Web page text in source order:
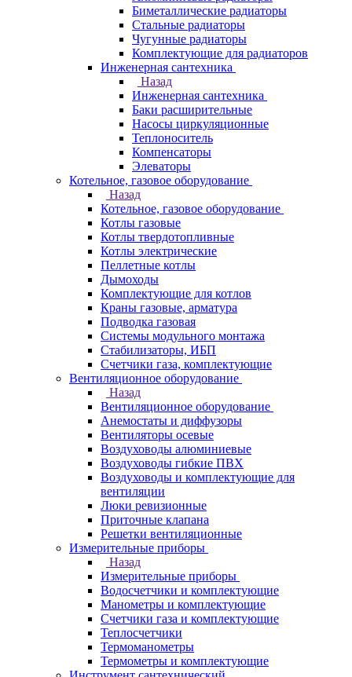
Биметаллические радиаторы
Стальные радиаторы
Чугунные радиаторы
Комплектующие для радиаторов
Инженерная сантехника
Назад
Инженерная сантехника
Баки расширительные
Насосы циркуляционные
Теплоноситель
Компенсаторы
Элеваторы
Котельное, газовое оборудование
Назад
Котельное, газовое оборудование
Котлы газовые
Котлы твердотопливные
Котлы электрические
Пеллетные котлы
Дымоходы
Комплектующие для котлов
Краны газовые, арматура
Подводка газовая
Системы модульного монтажа
Стабилизаторы, ИБП
Счетчики газа, комплектующие
Вентиляционное оборудование
Назад
Вентиляционное оборудование
Анемостаты и диффузоры
Вентиляторы осевые
Воздуховоды алюминиевые
Воздуховоды гибкие ПВХ
Воздуховоды и комплектующие для
вентиляции
Люки ревизионные
Приточные клапана
Решетки вентиляционные
Измерительные приборы
Назад
Измерительные приборы
Водосчетчики и комплектующие
Манометры и комплектующие
Счетчики газа и комплектующие
Теплосчетчики
Термоманометры
Термометры и комплектующие